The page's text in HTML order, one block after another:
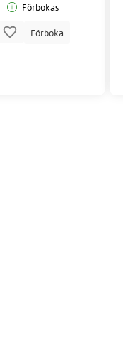
Förbokas
Förboka